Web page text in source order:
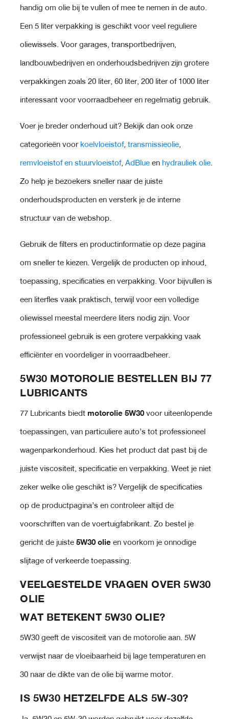
handig om olie bij te vullen of mee te nemen in de auto.
Een 5 liter verpakking is geschikt voor veel reguliere
oliewissels. Voor garages, transportbedrijven,
landbouwbedrijven en onderhoudsbedrijven zijn grotere
verpakkingen zoals 20 liter, 60 liter, 200 liter of 1000 liter
interessant voor voorraadbeheer en regelmatig gebruik.
Voer je breder onderhoud uit? Bekijk dan ook onze
categorieën voor koelvloeistof,transmissieolie,
remvloeistof en stuurvloeistof,AdBlue en hydrauliek olie.
Zo help je bezoekers sneller naar de juiste
onderhoudsproducten en versterk je de interne
structuur van de webshop.
Gebruik de filters en productinformatie op deze pagina
om sneller te kiezen. Vergelijk de producten op inhoud,
toepassing, specificaties en verpakking. Voor bijvullen is
een literfles vaak praktisch, terwijl voor een volledige
oliewissel meestal meerdere liters nodig zijn. Voor
professioneel gebruik is een grotere verpakking vaak
efficiënter en voordeliger in voorraadbeheer.
5W30 MOTOROLIE BESTELLEN BIJ 77
LUBRICANTS
77 Lubricants biedtmotorolie 5W30 voor uiteenlopende
toepassingen, van particuliere auto’s tot professioneel
wagenparkonderhoud. Kies het product dat past bij de
juiste viscositeit, specificatie en verpakking. Weet je niet
zeker welke olie geschikt is? Vergelijk de specificaties
op de productpagina’s en controleer altijd de
voorschriften van de voertuigfabrikant. Zo bestel je
gericht de juiste5W30 olie en voorkom je onnodige
slijtage of verkeerde toepassing.
VEELGESTELDE VRAGEN OVER 5W30
OLIE
WAT BETEKENT 5W30 OLIE?
5W30 geeft de viscositeit van de motorolie aan. 5W
verwijst naar de vloeibaarheid bij lage temperaturen en
30 naar de dikte van de olie bij warme motor.
IS 5W30 HETZELFDE ALS 5W-30?